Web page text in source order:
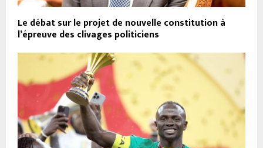
​​​Le débat sur le projet de nouvelle constitution à
l’épreuve des clivages politiciens